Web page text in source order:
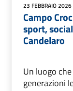
23 FEBBRAIO 2026
Campo
sport,
Candelaro
Un luogo
generazioni